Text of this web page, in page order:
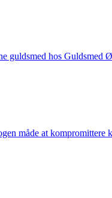
hos Guldsmed
måde at